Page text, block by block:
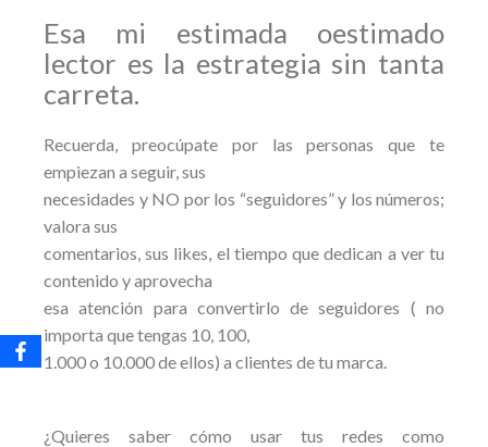
Esa mi estimada oestimado
lector es la estrategia sin tanta
carreta.
Recuerda, preocúpate por las personas que te
empiezan a seguir, sus
necesidades y NO por los “seguidores” y los números;
valora sus
comentarios, sus likes, el tiempo que dedican a ver tu
contenido y aprovecha
esa atención para convertirlo de seguidores ( no
importa que tengas 10, 100,
1.000 o 10.000 de ellos) a clientes de tu marca.
¿Quieres saber cómo usar tus redes como